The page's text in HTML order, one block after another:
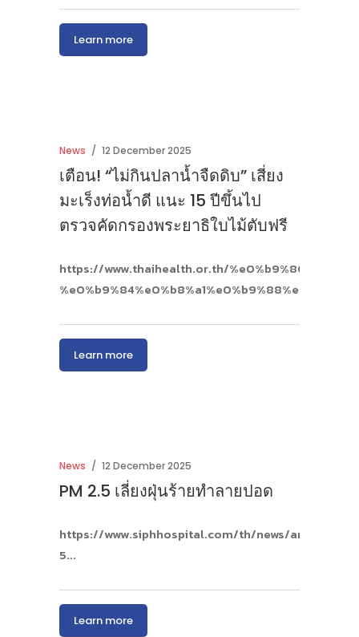
Learn more
News 12 December 2025
เตือน! “ไม่กินปลาน้ำจืดดิบ” เสี่ยง
มะเร็งท่อน้ำดี แนะ 15 ปีขึ้นไป
ตรวจคัดกรองพระยาธิใบไม้ตับฟรี
https://www.thaihealth.or.th/
Learn more
News 12 December 2025
PM 2.5 เลี่ยงฝุ่นร้ายทำลายปอด
https://www.siphhospital.com/th/news/article/
5
Learn more